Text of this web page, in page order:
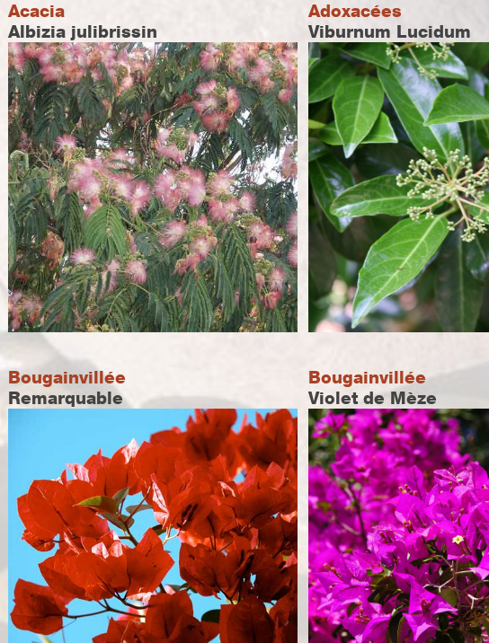
Acacia
Albizia julibrissin
Adoxacées
Viburnum Lucidum
Bougainvillée
Remarquable
Bougainvillée
Violet de Mèze